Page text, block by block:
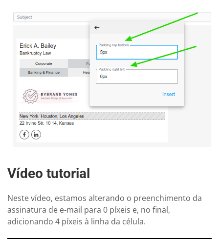
Vídeo tutorial
Neste vídeo, estamos alterando o preenchimento da
assinatura de e-mail para 0 píxeis e, no final,
adicionando 4 píxeis à linha da célula.